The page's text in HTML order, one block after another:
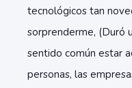
tecnológicos tan
sorprenderme, (Duró
sentido común estar
personas, las